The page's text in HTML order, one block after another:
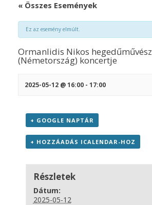
« Összes Események
Ez az esemény elmúlt.
Ormanlidis Nikos hegedűművész
(Németország) koncertje
2025-05-12 @ 16:00 - 17:00
+ GOOGLE NAPTÁR
+ HOZZÁADÁS ICALENDAR-HOZ
Részletek
Dátum:
2025-05-12